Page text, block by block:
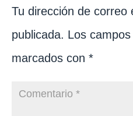
Tu dirección de correo
publicada. Los
marcados con *